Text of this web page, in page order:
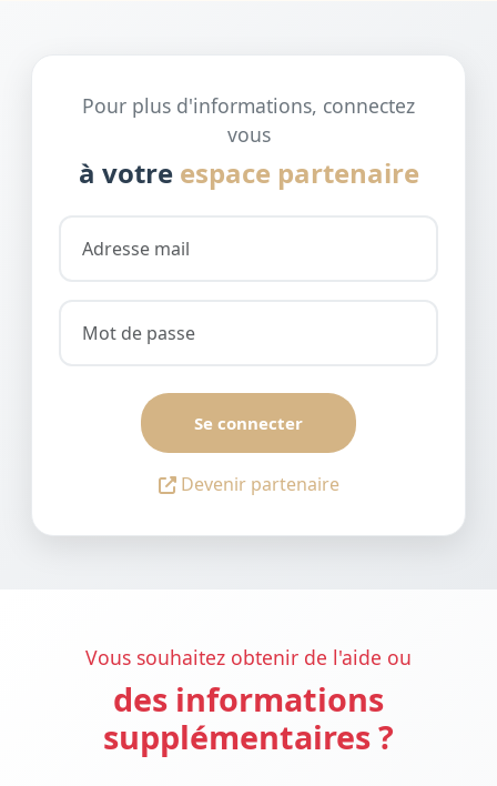
Pour plus d'informations, connectez
vous
à votre espace partenaire
Se connecter
Devenir partenaire
Vous souhaitez obtenir de l'aide ou
des informations
supplémentaires ?